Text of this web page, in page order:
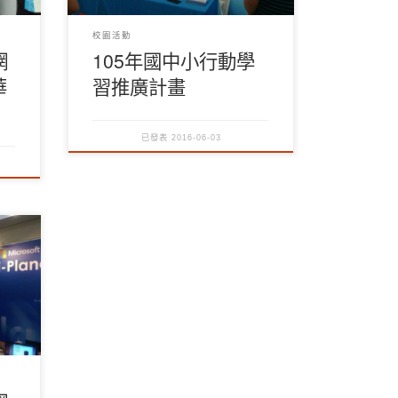
校園活動
105年國中小行動學
習推廣計畫
已發表 2016-06-03